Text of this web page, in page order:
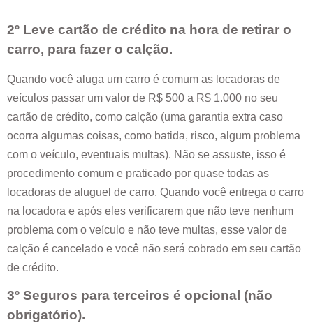
2º Leve cartão de crédito na hora de retirar o
carro, para fazer o calção.
Quando você aluga um carro é comum as locadoras de
veículos passar um valor de R$ 500 a R$ 1.000 no seu
cartão de crédito, como calção (uma garantia extra caso
ocorra algumas coisas, como batida, risco, algum problema
com o veículo, eventuais multas). Não se assuste, isso é
procedimento comum e praticado por quase todas as
locadoras de aluguel de carro. Quando você entrega o carro
na locadora e após eles verificarem que não teve nenhum
problema com o veículo e não teve multas, esse valor de
calção é cancelado e você não será cobrado em seu cartão
de crédito.
3º Seguros para terceiros é opcional (não
obrigatório).